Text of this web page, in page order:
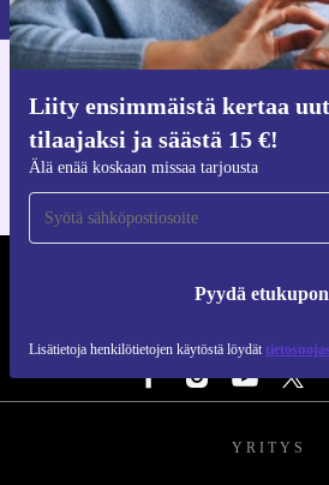
Liity ensimmäistä kertaa
tilaajaksi ja säästä 15 €!
Älä enää koskaan missaa tarjousta
Pyydä
Lisätietoja henkilötietojen käytöstä löydät
iOS:lle ja
YRITYS